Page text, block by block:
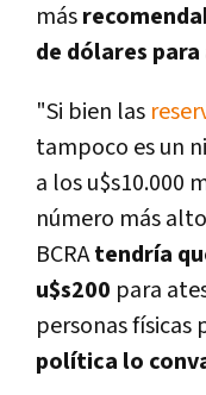
más
de dólares
"Si bien las
tampoco es un
a los u$s10.000
número más
BCRAtendría
u$s200 para
personas físicas
política lo